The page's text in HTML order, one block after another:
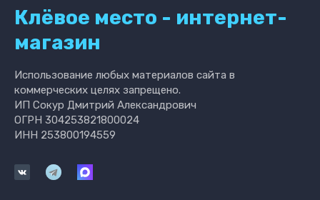
Клёвое место - интернет-
магазин
Использование любых материалов сайта в
коммерческих целях запрещено.
ИП Сокур Дмитрий Александрович
ОГРН 304253821800024
ИНН 253800194559